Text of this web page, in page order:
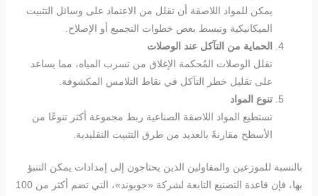
يمكن للمواد اللاصقة أن تقلل من الاعتماد على وسائل التثبيت
الميكانيكية وتبسط بعض خطوات التجميع أو الإصلاح.
الحماية من التآكل عند الوصلات
تقلل الوصلات المُحكمة الإغلاق من تسرب المياه، مما يساعد
على تقليل خطر التآكل في نقاط التلامس المكشوفة.
تنوع المواد
تستطيع المواد اللاصقة الصناعية ربط مجموعة أكثر تنوعًا من
الأسطح مقارنةً بالعديد من طرق التثبيت التقليدية.
بالنسبة للموزعين والمقاولين الذين يحتاجون إلى إمدادات يمكن التنبؤ
بها، فإن قاعدة التصنيع التابعة لشركة «جوبوند»، التي تضم أكثر من 100